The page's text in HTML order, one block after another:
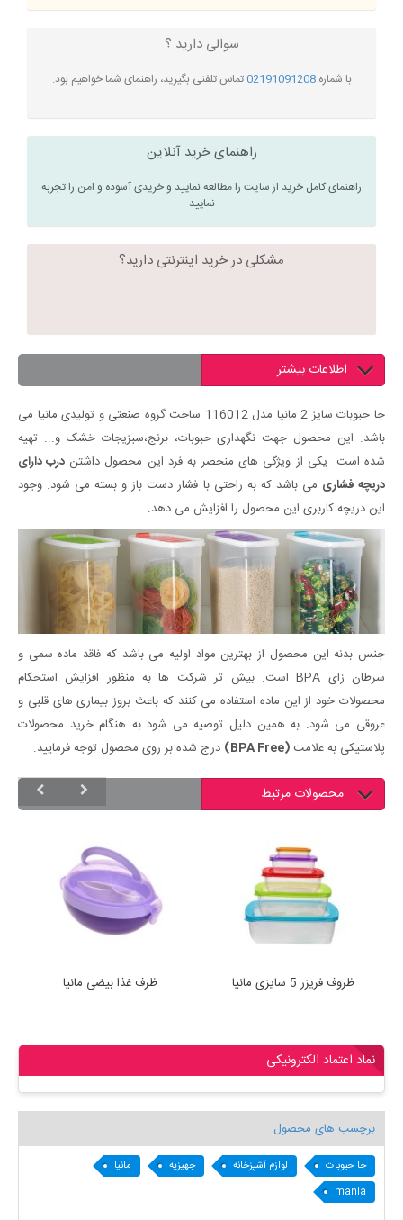
سوالی دارید ؟
با شماره02191091208تماس تلفنی بگیرید، راهنمای شما خواهیم بود.
راهنمای خرید آنلاین
راهنمای کامل خرید از سایت را مطالعه نمایید و خریدی آسوده و امن را تجربه
نمایید
مشکلی در خرید اینترنتی دارید؟
اطلاعات بیشتر
جا حبوبات سایز 2 مانیا مدل 116012 ساخت گروه صنعتی و تولیدی مانیا می
باشد. این محصول جهت نگهداری حبوبات، برنج،سبزیجات خشک و... تهیه
شده است. یکی از ویژگی های منحصر به فرد این محصول داشتن درب دارای
دریچه فشاری می باشد که به راحتی با فشار دست باز و بسته می شود. وجود
این دریچه کاربری این محصول را افزایش می دهد.
جنس بدنه این محصول از بهترین مواد اولیه می باشد که فاقد ماده سمی و
سرطان زای BPA است. بیش تر شرکت ها به منظور افزایش استحکام
محصولات خود از این ماده استفاده می کنند که باعث بروز بیماری های قلبی و
عروقی می شود. به همین دلیل توصیه می شود به هنگام خرید محصولات
پلاستیکی به علامت (BPA Free) درج شده بر روی محصول توجه فرمایید.
محصولات مرتبط
ظرف غذا بیضی مانیا ظروف فریزر 5 سایزی مانیا
نماد اعتماد الکترونیکی
برچسب های محصول
جا حبوبات لوازم آشپزخانه جهیزیه
مانیا
mania